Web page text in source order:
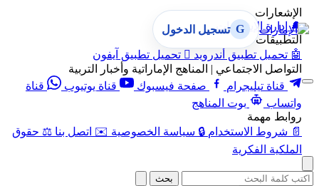
الإشعارات
🔔 إدارة الإشعارات
التطبيقات
🤖 تحميل تطبيق أندرويد  تحميل تطبيق آيفون
التواصل الاجتماعي | المناهج الإماراتية وأخبار التربية
قناة تيليجرام
صفحة فيسبوك قناة يوتيوب
قناة
واتساب
بوت المناهج
روابط مهمة
📄 شروط الاستخدام 🔒 سياسة الخصوصية ✉️ اتصل بنا ⚖️ حقوق
الملكية الفكرية
G تسجيل الدخول
بحث